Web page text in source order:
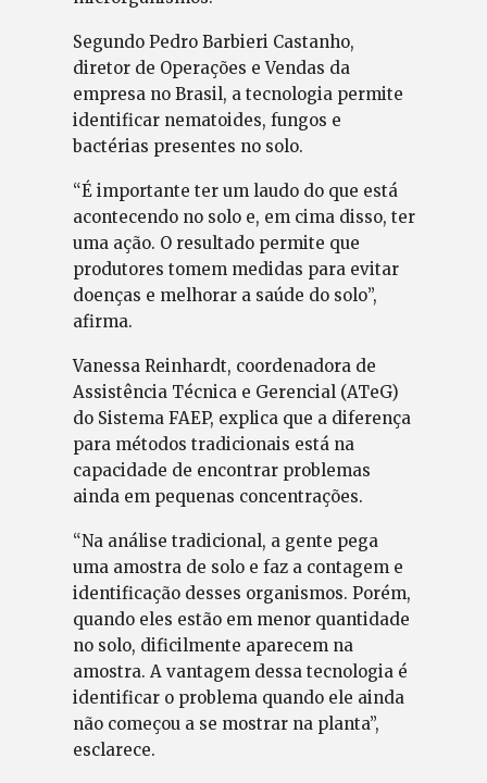
Segundo Pedro Barbieri Castanho,
diretor de Operações e Vendas da
empresa no Brasil, a tecnologia permite
identificar nematoides, fungos e
bactérias presentes no solo.
“É importante ter um laudo do que está
acontecendo no solo e, em cima disso, ter
uma ação. O resultado permite que
produtores tomem medidas para evitar
doenças e melhorar a saúde do solo”,
afirma.
Vanessa Reinhardt, coordenadora de
Assistência Técnica e Gerencial (ATeG)
do Sistema FAEP, explica que a diferença
para métodos tradicionais está na
capacidade de encontrar problemas
ainda em pequenas concentrações.
“Na análise tradicional, a gente pega
uma amostra de solo e faz a contagem e
identificação desses organismos. Porém,
quando eles estão em menor quantidade
no solo, dificilmente aparecem na
amostra. A vantagem dessa tecnologia é
identificar o problema quando ele ainda
não começou a se mostrar na planta”,
esclarece.